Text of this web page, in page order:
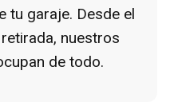
tu garaje. Desde el
nuestros
de todo.